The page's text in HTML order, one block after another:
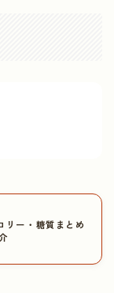
リー・糖質まとめ